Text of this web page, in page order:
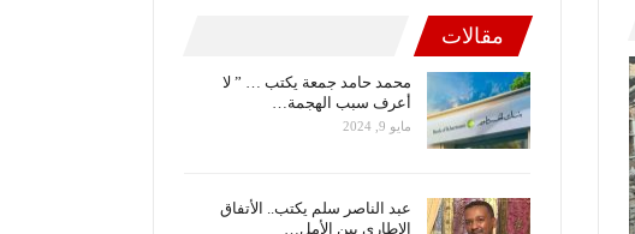
مقالات
محمد حامد جمعة يكتب … ” لا
أعرف سبب الهجمة…
مايو 9, 2024
عبد الناصر سلم يكتب.. الأتفاق
الإطاري بين الأمل…